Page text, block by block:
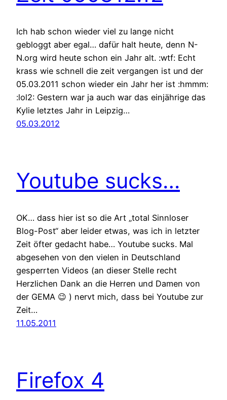
Ich hab schon wieder viel zu lange nicht
gebloggt aber egal… dafür halt heute, denn N-
N.org wird heute schon ein Jahr alt. :wtf: Echt
krass wie schnell die zeit vergangen ist und der
05.03.2011 schon wieder ein Jahr her ist :hmmm:
:lol2: Gestern war ja auch war das einjährige das
Kylie letztes Jahr in Leipzig…
05.03.2012
Youtube sucks…
OK… dass hier ist so die Art „total Sinnloser
Blog-Post“ aber leider etwas, was ich in letzter
Zeit öfter gedacht habe… Youtube sucks. Mal
abgesehen von den vielen in Deutschland
gesperrten Videos (an dieser Stelle recht
Herzlichen Dank an die Herren und Damen von
der GEMA 😉 ) nervt mich, dass bei Youtube zur
Zeit…
11.05.2011
Firefox 4